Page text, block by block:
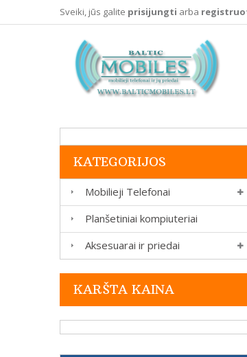
Sveiki, jūs galite prisijungti arba
KATEGORIJOS
Mobilieji Telefonai
Planšetiniai kompiuteriai
Aksesuarai ir priedai
KARŠTA KAINA